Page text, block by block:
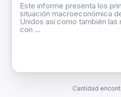
Este informe presenta los
situación macroeconómica
Unidos así como también las
con ...
Cantidad